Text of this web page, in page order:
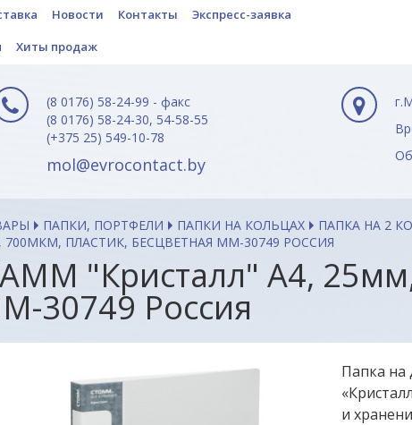
Новости Контакты
Экспресс-заявка
Хиты продаж
(8 0176) 58-24-99 - факс
(8 0176) 58-24-30, 54-58-55
(+375 25) 549-10-78
mol@evrocontact.by
ПАПКИ, ПОРТФЕЛИ ПАПКИ НА КОЛЬЦАХ
ПАПКА НА 2
ПЛАСТИК, БЕСЦВЕТНАЯ ММ-30749 РОССИЯ
"Кристалл" А4,
30749 Россия
Папка на
и